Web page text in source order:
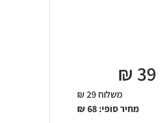
39
₪
משלוח 29 ₪
מחיר סופי: 68
₪